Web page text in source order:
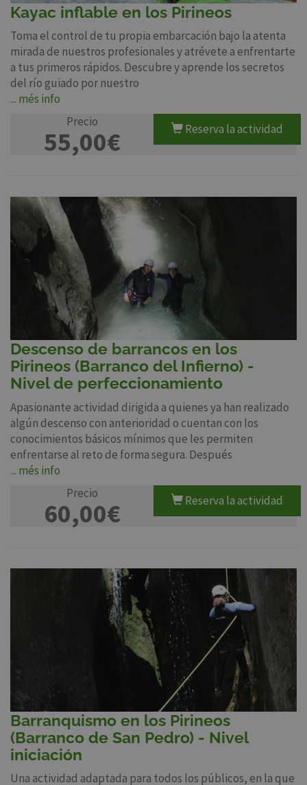
Kayac inflable en los Pirineos
Toma el control de tu propia embarcación bajo la atenta
mirada de nuestros profesionales y atrévete a enfrentarte
a tus primeros rápidos. Descubre y aprende los secretos
del río guiado por nuestro
... més info
Precio
55,00€ Reserva la actividad
Descenso de barrancos en los
Pirineos (Barranco del Infierno) -
Nivel de perfeccionamiento
Apasionante actividad dirigida a quienes ya han realizado
algún descenso con anterioridad o cuentan con los
conocimientos básicos mínimos que les permiten
enfrentarse al reto de forma segura. Después
... més info
Precio
60,00€ Reserva la actividad
Barranquismo en los Pirineos
(Barranco de San Pedro) - Nivel
iniciación
Una actividad adaptada para todos los públicos, en la que